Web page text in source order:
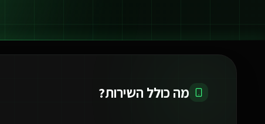
מה כולל השירות?